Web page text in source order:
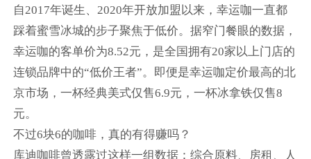
自2017年诞生、2020年开放加盟以来，幸运咖一直都
踩着蜜雪冰城的步子聚焦于低价。据窄门餐眼的数据，
幸运咖的客单价为8.52元，是全国拥有20家以上门店的
连锁品牌中的“低价王者”。即便是幸运咖定价最高的北
京市场，一杯经典美式仅售6.9元，一杯冰拿铁仅售8
元。
不过6块6的咖啡，真的有得赚吗？
库迪咖啡曾透露过这样一组数据：综合原料、房租、人